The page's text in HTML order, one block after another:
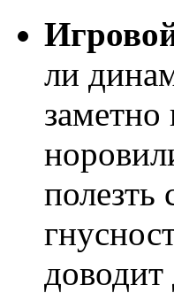
ли
полезть
доводит